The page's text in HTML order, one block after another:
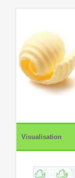
Visualisation